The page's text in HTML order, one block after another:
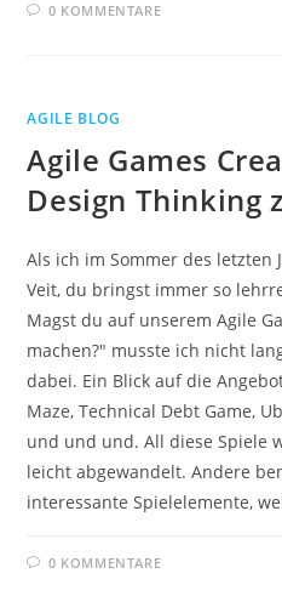
0 KOMMENTARE
AGILE BLOG
Agile Games
Design Thinking
Als ich im Sommer des letzten
Veit, du bringst immer so
Magst du auf unserem Agile
machen?" musste ich nicht
dabei. Ein Blick auf die
Maze, Technical Debt Game,
und und und. All diese Spiele
leicht abgewandelt. Andere
interessante Spielelemente,
0 KOMMENTARE